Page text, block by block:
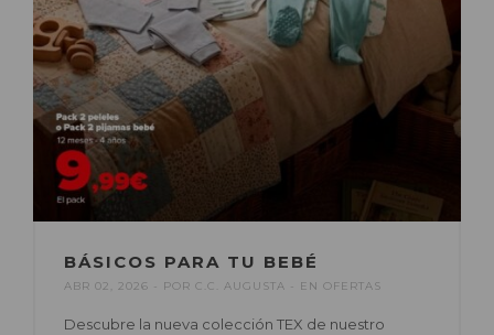
BÁSICOS PARA TU BEBÉ
ABR 02, 2026 POR C.C. AUGUSTA EN OFERTAS
Descubre la nueva colección TEX de nuestro